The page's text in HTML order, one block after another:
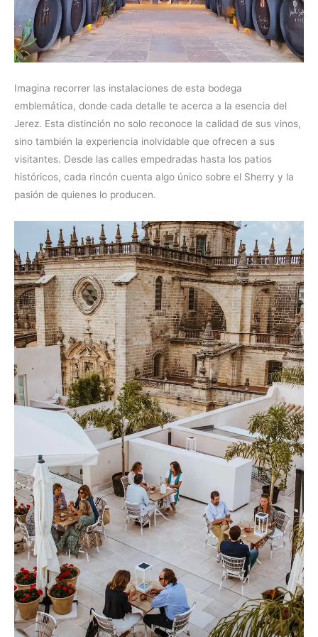
Imagina recorrer las instalaciones de esta bodega
emblemática, donde cada detalle te acerca a la esencia del
Jerez. Esta distinción no solo reconoce la calidad de sus vinos,
sino también la experiencia inolvidable que ofrecen a sus
visitantes. Desde las calles empedradas hasta los patios
históricos, cada rincón cuenta algo único sobre el Sherry y la
pasión de quienes lo producen.